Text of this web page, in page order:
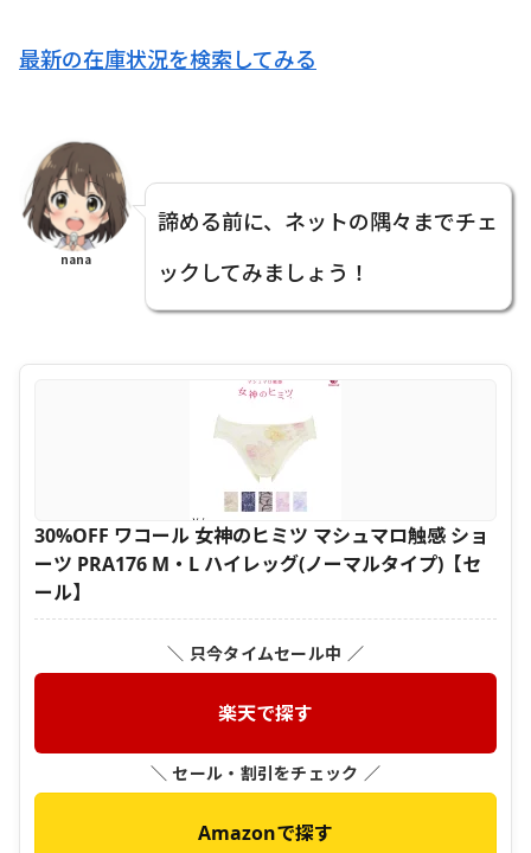
最新の在庫状況を検索してみる
nana
諦める前に、ネットの隅々までチェ
ックしてみましょう！
30%OFF ワコール 女神のヒミツ マシュマロ触感 ショ
ーツ PRA176 M・L ハイレッグ(ノーマルタイプ)【セ
ール】
＼ 只今タイムセール中 ／
楽天で探す
＼ セール・割引をチェック ／
Amazonで探す